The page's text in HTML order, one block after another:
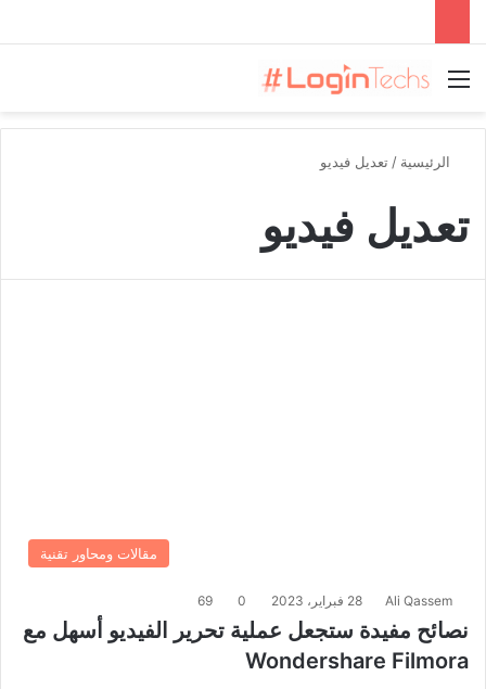
القائمة
الرئيسية /تعديل فيديو
تعديل فيديو
مقالات ومحاور تقنية
Ali Qassem 28 فبراير، 2023 0
69
نصائح مفيدة ستجعل عملية تحرير الفيديو أسهل مع
Wondershare Filmora